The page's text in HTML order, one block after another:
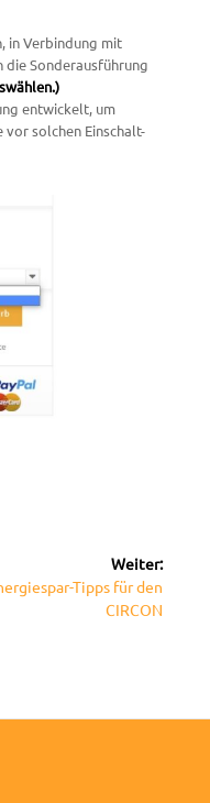
in Verbindung mit
Sonderausführung
entwickelt, um
solchen Einschalt-
Weiter:
Tipps für den
CIRCON